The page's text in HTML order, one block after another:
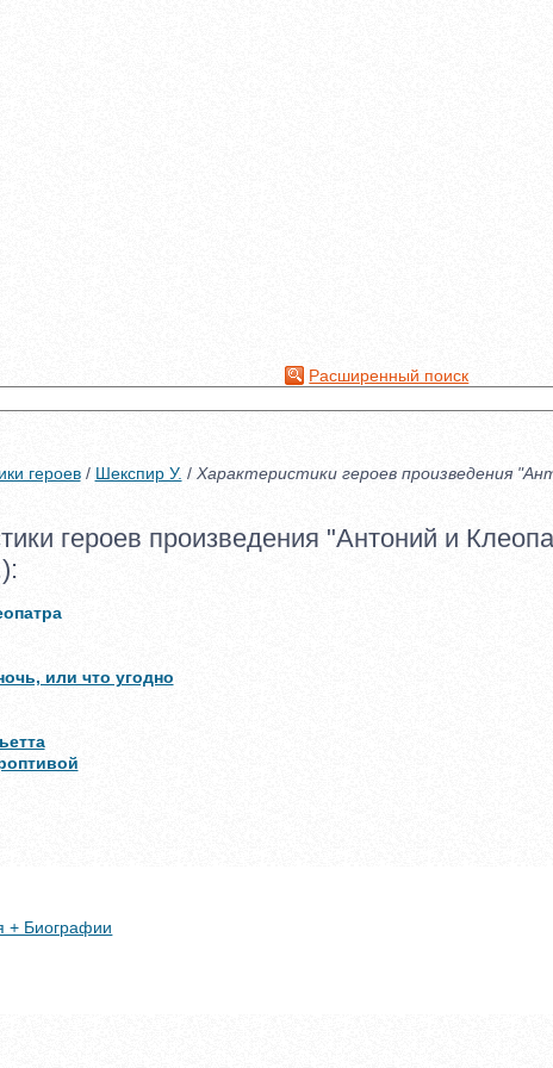
Расширенный поиск
героев/ Шекспир У. / Характеристики героев произведения
героев произведения "Антоний и
или что угодно
+ Биографии